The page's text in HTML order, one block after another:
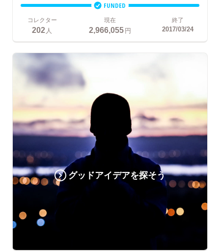
FUNDED
コレクター
202人
現在
2,966,055円
終了
2017/03/24
グッドアイデアを探そう